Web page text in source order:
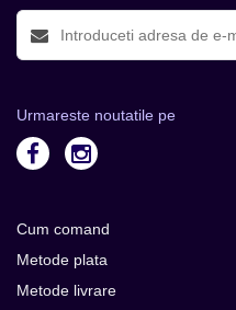
Urmareste noutatile pe
Cum comand
Metode plata
Metode livrare